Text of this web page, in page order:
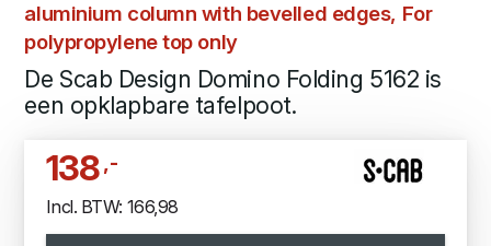
aluminium column with bevelled edges, For
polypropylene top only
De Scab Design Domino Folding 5162 is
een opklapbare tafelpoot.
138,-
Incl. BTW: 166,98